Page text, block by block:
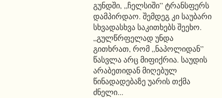
გუნდში, „ჩელსიში” ტრანსფერს
დამპირდაო. შემდეგ კი საუბარი
სხვადასხვა საკითხებს შეეხო.
„გულწრფელად უნდა
გითხრათ, რომ „ნაპოლიდან”
წასვლა არც მიფიქრია. საუდის
არაბეთიდან მიღებულ
წინადადებაზე უარის თქმა
ძნელი...